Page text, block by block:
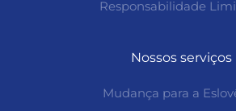
Responsabilidade
Nossos serviços
Mudança para a